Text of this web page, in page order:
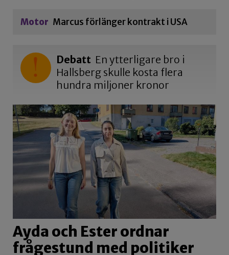
Motor Marcus förlänger kontrakt i USA
Debatt En ytterligare bro i
Hallsberg skulle kosta flera
hundra miljoner kronor
Ayda och Ester ordnar
frågestund med politiker